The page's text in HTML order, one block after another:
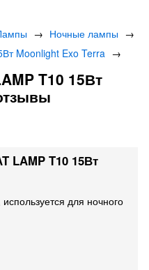
→ Ночные лампы →
Moonlight Exo Terra →
T10 15Вт
LAMP T10 15Вт
для ночного